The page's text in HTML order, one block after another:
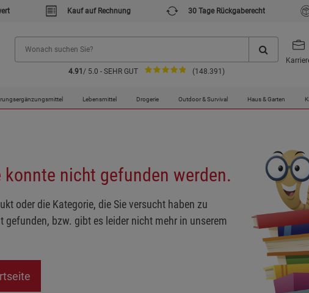
Kauf auf Rechnung 30 Tage Rückgaberecht
4.91 / 5.0 - SEHR GUT (148.391)
Lebensmittel Drogerie Outdoor & Survival Haus & Garten
konnte nicht gefunden werden.
oder die Kategorie, die Sie versucht haben zu
gefunden, bzw. gibt es leider nicht mehr in unserem